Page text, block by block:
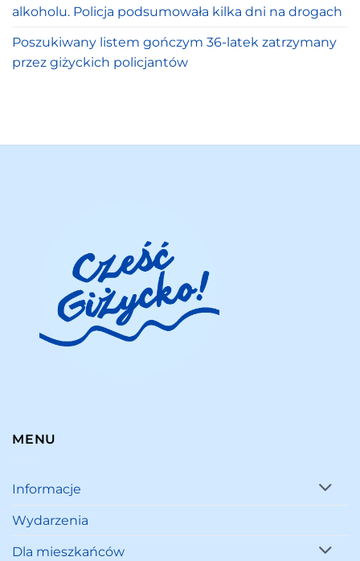
alkoholu. Policja podsumowała kilka dni na drogach
Poszukiwany listem gończym 36-latek zatrzymany
przez giżyckich policjantów
MENU
Informacje
Wydarzenia
Dla mieszkańców